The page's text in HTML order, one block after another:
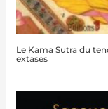
Le Kama Sutra du
extases